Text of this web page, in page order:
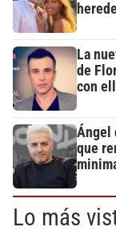
La
de
con
Ángel
que
Lo más